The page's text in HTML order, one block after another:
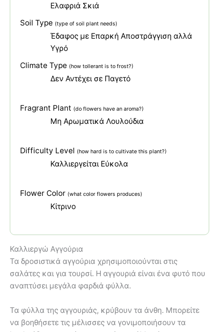
Ελαφριά Σκιά
Soil Type (type of soil plant needs)
Έδαφος με Επαρκή Αποστράγγιση αλλά
Υγρό
Climate Type (how tollerant is to frost?)
Δεν Αντέχει σε Παγετό
Fragrant Plant (do flowers have an aroma?)
Μη Αρωματικά Λουλούδια
Difficulty Level (how hard is to cultivate this plant?)
Καλλιεργείται Εύκολα
Flower Color (what color flowers produces)
Κίτρινο
Καλλιεργώ Αγγούρια
Τα δροσιστικά αγγούρια χρησιμοποιούνται στις
σαλάτες και για τουρσί. Η αγγουριά είναι ένα φυτό που
αναπτύσει μεγάλα φαρδιά φύλλα.
Τα φύλλα της αγγουριάς, κρύβουν τα άνθη. Μπορείτε
να βοηθήσετε τις μέλισσες να γονιμοποιήσουν τα